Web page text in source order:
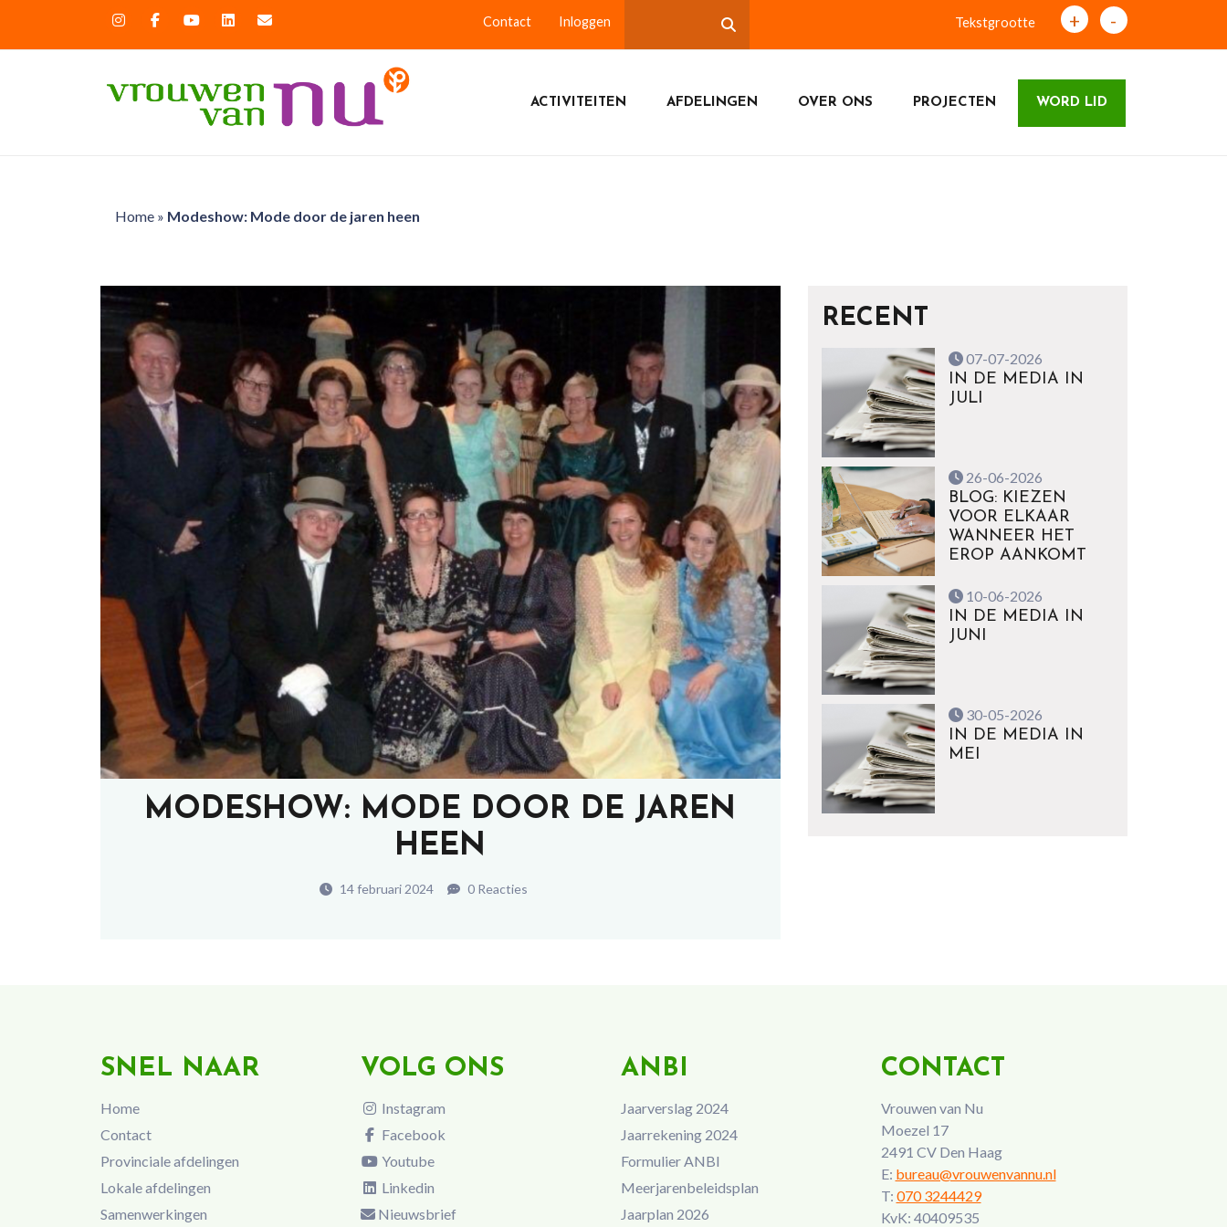
Contact Inloggen Tekstgrootte + -
ACTIVITEITEN AFDELINGEN OVER ONS PROJECTEN WORD LID
Home» Modeshow: Mode door de jaren heen
MODESHOW: MODE DOOR DE JAREN
HEEN
14 februari 2024 0 Reacties
RECENT
07-07-2026
IN DE MEDIA IN
JULI
26-06-2026
BLOG: KIEZEN
VOOR ELKAAR
WANNEER HET
EROP AANKOMT
10-06-2026
IN DE MEDIA IN
JUNI
30-05-2026
IN DE MEDIA IN
MEI
SNEL NAAR
Home
Contact
Provinciale afdelingen
Lokale afdelingen
Samenwerkingen
VOLG ONS
Instagram
Facebook
Youtube
Linkedin
Nieuwsbrief
ANBI
Jaarverslag 2024
Jaarrekening 2024
Formulier ANBI
Meerjarenbeleidsplan
Jaarplan 2026
CONTACT
Vrouwen van Nu
Moezel 17
2491 CV Den Haag
E: bureau@vrouwenvannu.nl
T: 070 3244429
KvK: 40409535